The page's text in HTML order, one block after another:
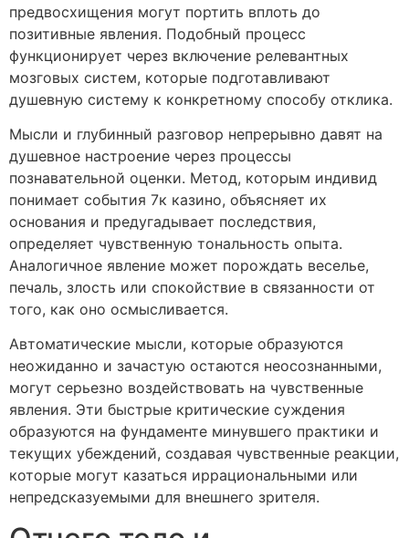
предвосхищения могут портить вплоть до
позитивные явления. Подобный процесс
функционирует через включение релевантных
мозговых систем, которые подготавливают
душевную систему к конкретному способу отклика.
Мысли и глубинный разговор непрерывно давят на
душевное настроение через процессы
познавательной оценки. Метод, которым индивид
понимает события 7к казино, объясняет их
основания и предугадывает последствия,
определяет чувственную тональность опыта.
Аналогичное явление может порождать веселье,
печаль, злость или спокойствие в связанности от
того, как оно осмысливается.
Автоматические мысли, которые образуются
неожиданно и зачастую остаются неосознанными,
могут серьезно воздействовать на чувственные
явления. Эти быстрые критические суждения
образуются на фундаменте минувшего практики и
текущих убеждений, создавая чувственные реакции,
которые могут казаться иррациональными или
непредсказуемыми для внешнего зрителя.